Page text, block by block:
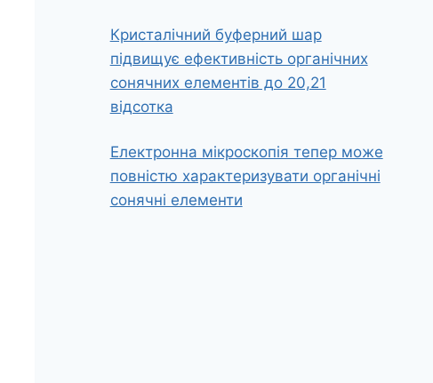
Кристалічний буферний шар
підвищує ефективність органічних
сонячних елементів до 20,21
відсотка
Електронна мікроскопія тепер може
повністю характеризувати органічні
сонячні елементи